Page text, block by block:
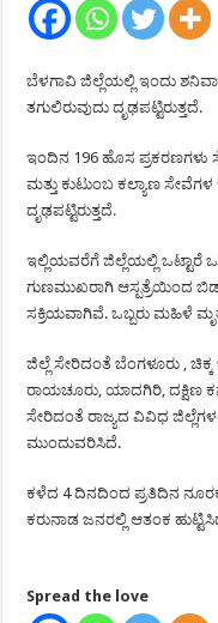
ಬೆಳಗಾವಿ ಜಿಲ್ಲೆಯಲ್ಲಿ ಇಂದು
ತಗುಲಿರುವುದು ದೃಢಪಟ್ಟಿರುತ್ತದೆ.
ಇಂದಿನ 196 ಹೊಸ ಪ್ರಕರಣಗಳು
ಮತ್ತು ಕುಟುಂಬ ಕಲ್ಯಾಣ
ದೃಢಪಟ್ಟಿರುತ್ತದೆ.
ಇಲ್ಲಿಯವರೆಗೆ ಜಿಲ್ಲೆಯಲ್ಲಿ ಒಟ್ಟಾರೆ
ಗುಣಮುಖರಾಗಿ ಆಸ್ಪತ್ರೆಯಿಂದ
ಸಕ್ರಿಯವಾಗಿವೆ. ಒಬ್ಬರು ಮಹಿಳೆ
ಜಿಲ್ಲೆ ಸೇರಿದಂತೆ ಬೆಂಗಳೂರು ,
ರಾಯಚೂರು, ಯಾದಗಿರಿ, ದಕ್ಷಿಣ
ಸೇರಿದಂತೆ ರಾಜ್ಯದ ವಿವಿಧ
ಮುಂದುವರಿಸಿದೆ.
ಕಳೆದ 4 ದಿನದಿಂದ ಪ್ರತಿದಿನ
ಕರುನಾಡ ಜನರಲ್ಲಿ ಆತಂಕ
Spread the love